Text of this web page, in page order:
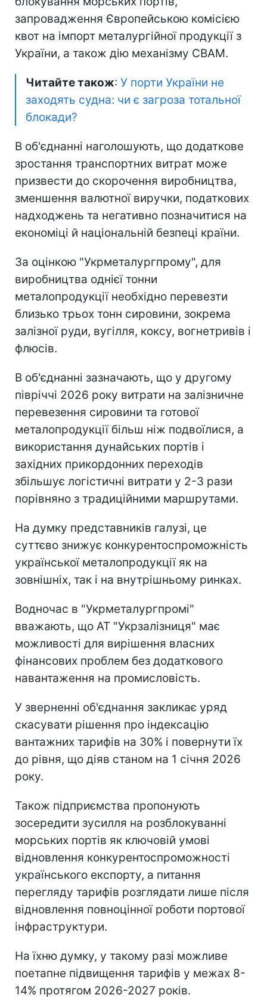
запровадження Європейською комісією
квот на імпорт металургійної продукції з
України, а також дію механізму CBAM.
Читайте також: У порти України не
заходять судна: чи є загроза тотальної
блокади?
В об'єднанні наголошують, що додаткове
зростання транспортних витрат може
призвести до скорочення виробництва,
зменшення валютної виручки, податкових
надходжень та негативно позначитися на
економіці й національній безпеці країни.
За оцінкою "Укрметалургпрому", для
виробництва однієї тонни
металопродукції необхідно перевезти
близько трьох тонн сировини, зокрема
залізної руди, вугілля, коксу, вогнетривів і
флюсів.
В об'єднанні зазначають, що у другому
півріччі 2026 року витрати на залізничне
перевезення сировини та готової
металопродукції більш ніж подвоїлися, а
використання дунайських портів і
західних прикордонних переходів
збільшує логістичні витрати у 2-3 рази
порівняно з традиційними маршрутами.
На думку представників галузі, це
суттєво знижує конкурентоспроможність
української металопродукції як на
зовнішніх, так і на внутрішньому ринках.
Водночас в "Укрметалургпромі"
вважають, що АТ "Укрзалізниця" має
можливості для вирішення власних
фінансових проблем без додаткового
навантаження на промисловість.
У зверненні об'єднання закликає уряд
скасувати рішення про індексацію
вантажних тарифів на 30% і повернути їх
до рівня, що діяв станом на 1 січня 2026
року.
Також підприємства пропонують
зосередити зусилля на розблокуванні
морських портів як ключовій умові
відновлення конкурентоспроможності
українського експорту, а питання
перегляду тарифів розглядати лише після
відновлення повноцінної роботи портової
інфраструктури.
На їхню думку, у такому разі можливе
поетапне підвищення тарифів у межах 8-
14% протягом 2026-2027 років.